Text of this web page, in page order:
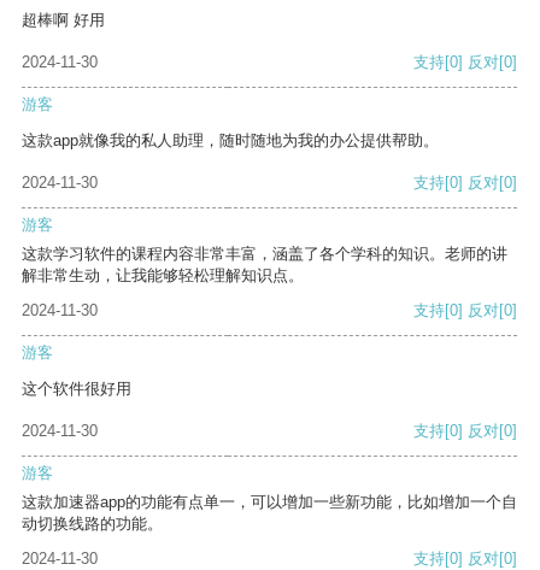
超棒啊 好用
2024-11-30 支持[0] 反对[0]
游客
这款app就像我的私人助理，随时随地为我的办公提供帮助。
2024-11-30 支持[0] 反对[0]
游客
这款学习软件的课程内容非常丰富，涵盖了各个学科的知识。老师的讲
解非常生动，让我能够轻松理解知识点。
2024-11-30
支持[0] 反对[0]
游客
这个软件很好用
2024-11-30 支持[0] 反对[0]
游客
这款加速器app的功能有点单一，可以增加一些新功能，比如增加一个自
动切换线路的功能。
2024-11-30
支持[0] 反对[0]